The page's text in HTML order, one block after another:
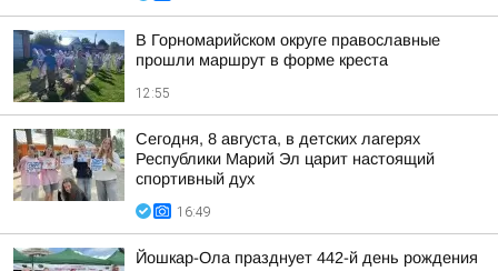
В Горномарийском округе православные
прошли маршрут в форме креста
12:55
Сегодня, 8 августа, в детских лагерях
Республики Марий Эл царит настоящий
спортивный дух
16:49
Йошкар-Ола празднует 442-й день рождения